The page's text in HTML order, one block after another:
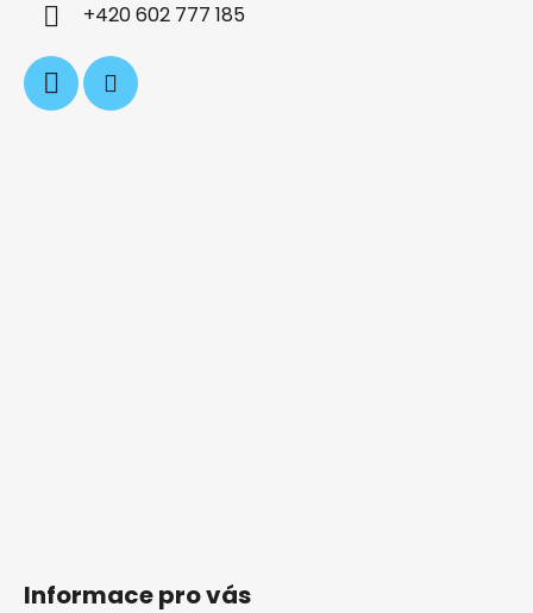
+420 602 777 185
Informace pro vás